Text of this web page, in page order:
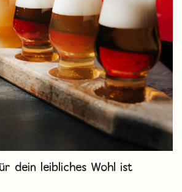
dein leibliches Wohl ist